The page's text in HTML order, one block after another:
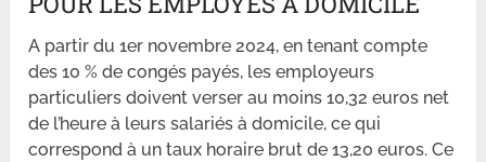
A partir du 1er novembre 2024, en tenant compte
des 10 % de congés payés, les employeurs
particuliers doivent verser au moins 10,32 euros net
de l’heure à leurs salariés à domicile, ce qui
correspond à un taux horaire brut de 13,20 euros. Ce